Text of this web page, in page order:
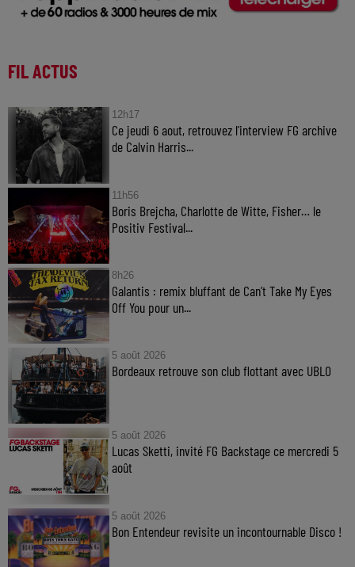
FIL ACTUS
12h17
Ce jeudi 6 aout, retrouvez l'interview FG archive
de Calvin Harris...
11h56
Boris Brejcha, Charlotte de Witte, Fisher… le
Positiv Festival...
8h26
Galantis : remix bluffant de Can’t Take My Eyes
Off You pour un...
5 août 2026
Bordeaux retrouve son club flottant avec UBLO
5 août 2026
Lucas Sketti, invité FG Backstage ce mercredi 5
août
5 août 2026
Bon Entendeur revisite un incontournable Disco !